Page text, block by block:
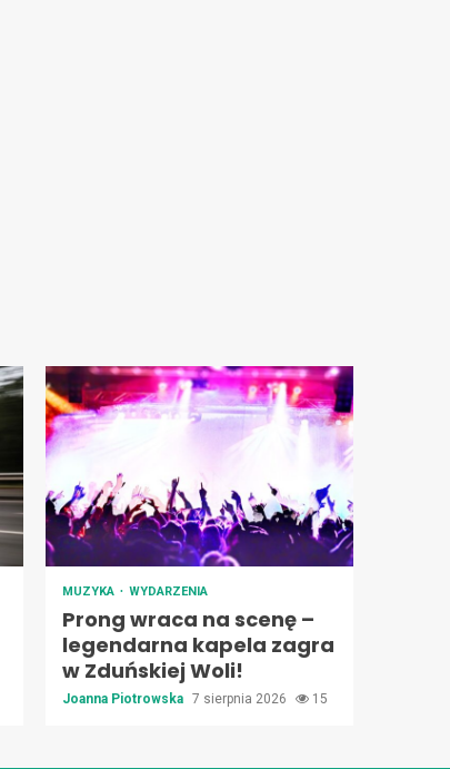
MUZYKA WYDARZENIA
Prong wraca na scenę –
legendarna kapela zagra
w Zduńskiej Woli!
Joanna Piotrowska 7 sierpnia 2026 15